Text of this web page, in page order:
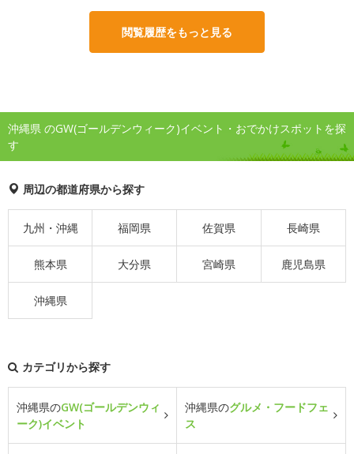
閲覧履歴をもっと見る
沖縄県 のGW(ゴールデンウィーク)イベント・おでかけスポットを探
す
周辺の都道府県から探す
九州・沖縄 福岡県 佐賀県 長崎県
熊本県 大分県 宮崎県 鹿児島県
沖縄県
カテゴリから探す
沖縄県のGW(ゴールデンウィ
ーク)イベント
沖縄県のグルメ・フードフェ
ス